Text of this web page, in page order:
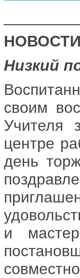
НОВОСТИ
Низкий
своим
Учителя
центре
день
и